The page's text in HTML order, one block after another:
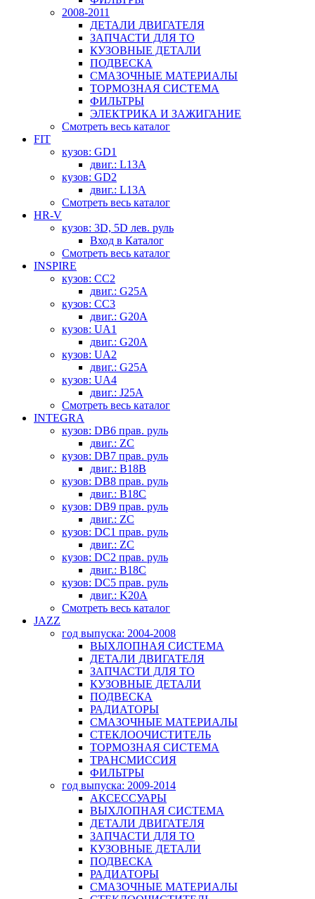
2008-2011
ДЕТАЛИ ДВИГАТЕЛЯ
ЗАПЧАСТИ ДЛЯ ТО
КУЗОВНЫЕ ДЕТАЛИ
ПОДВЕСКА
СМАЗОЧНЫЕ МАТЕРИАЛЫ
ТОРМОЗНАЯ СИСТЕМА
ФИЛЬТРЫ
ЭЛЕКТРИКА И ЗАЖИГАНИЕ
Смотреть весь каталог
FIT
кузов: GD1
двиг.: L13A
кузов: GD2
двиг.: L13A
Смотреть весь каталог
HR-V
кузов: 3D, 5D лев. руль
Вход в Каталог
Смотреть весь каталог
INSPIRE
кузов: CC2
двиг.: G25A
кузов: CC3
двиг.: G20A
кузов: UA1
двиг.: G20A
кузов: UA2
двиг.: G25A
кузов: UA4
двиг.: J25A
Смотреть весь каталог
INTEGRA
кузов: DB6 прав. руль
двиг.: ZC
кузов: DB7 прав. руль
двиг.: B18B
кузов: DB8 прав. руль
двиг.: B18C
кузов: DB9 прав. руль
двиг.: ZC
кузов: DC1 прав. руль
двиг.: ZC
кузов: DC2 прав. руль
двиг.: B18C
кузов: DC5 прав. руль
двиг.: K20A
Смотреть весь каталог
JAZZ
год выпуска: 2004-2008
ВЫХЛОПНАЯ СИСТЕМА
ДЕТАЛИ ДВИГАТЕЛЯ
ЗАПЧАСТИ ДЛЯ ТО
КУЗОВНЫЕ ДЕТАЛИ
ПОДВЕСКА
РАДИАТОРЫ
СМАЗОЧНЫЕ МАТЕРИАЛЫ
СТЕКЛООЧИСТИТЕЛЬ
ТОРМОЗНАЯ СИСТЕМА
ТРАНСМИССИЯ
ФИЛЬТРЫ
год выпуска: 2009-2014
АКСЕССУАРЫ
ВЫХЛОПНАЯ СИСТЕМА
ДЕТАЛИ ДВИГАТЕЛЯ
ЗАПЧАСТИ ДЛЯ ТО
КУЗОВНЫЕ ДЕТАЛИ
ПОДВЕСКА
РАДИАТОРЫ
СМАЗОЧНЫЕ МАТЕРИАЛЫ